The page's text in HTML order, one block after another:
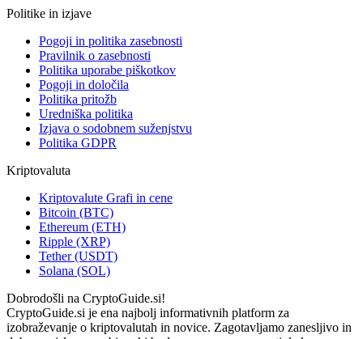
Politike in izjave
Pogoji in politika zasebnosti
Pravilnik o zasebnosti
Politika uporabe piškotkov
Pogoji in določila
Politika pritožb
Uredniška politika
Izjava o sodobnem suženjstvu
Politika GDPR
Kriptovaluta
Kriptovalute Grafi in cene
Bitcoin (BTC)
Ethereum (ETH)
Ripple (XRP)
Tether (USDT)
Solana (SOL)
Dobrodošli na CryptoGuide.si!
CryptoGuide.si je ena najbolj informativnih platform za
izobraževanje o kriptovalutah in novice. Zagotavljamo zanesljivo in